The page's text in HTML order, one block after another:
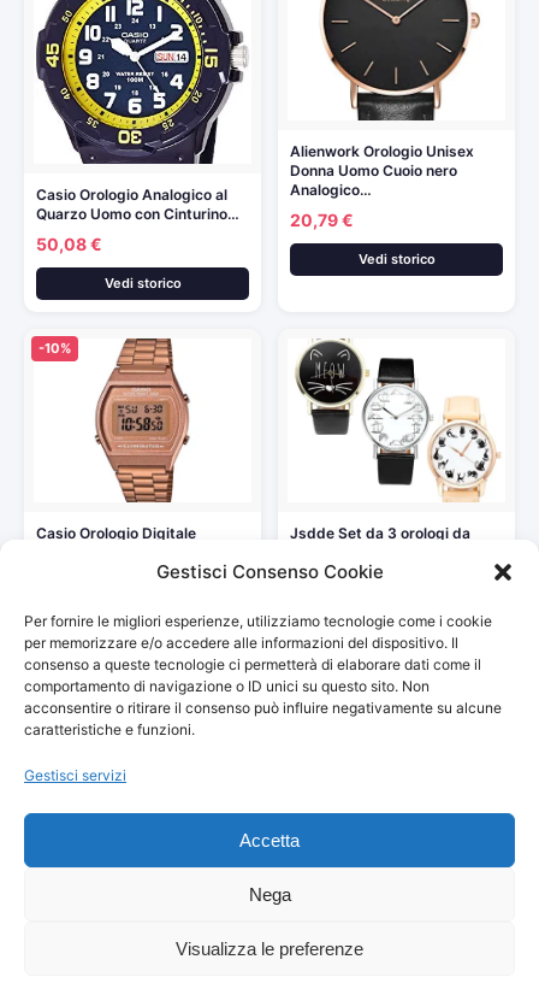
Gestisci Consenso Cookie
Per fornire le migliori esperienze, utilizziamo tecnologie come i cookie
per memorizzare e/o accedere alle informazioni del dispositivo. Il
consenso a queste tecnologie ci permetterà di elaborare dati come il
comportamento di navigazione o ID unici su questo sito. Non
acconsentire o ritirare il consenso può influire negativamente su alcune
caratteristiche e funzioni.
Gestisci servizi
Accetta
Nega
Visualizza le preferenze
Casio Orologio Analogico al
Quarzo Uomo con Cinturino…
50,08 €
Vedi storico
Alienwork Orologio Unisex
Donna Uomo Cuoio nero
Analogico…
20,79 €
Vedi storico
-10%
Casio Orologio Digitale
Vedi storico
Jsdde Set da 3 orologi da
29,01 €
Vedi storico
© 2026Arredamento Vintage, Retrò
Partecipante al Programma di Affiliazione Amazon EU, un programma
potrebbero variare. Verifica sempre il prezzo finale su Amazon prima
© 2026 Danilo Franceschini — Via Amiterno, 40 — 00183 Roma — C.F.